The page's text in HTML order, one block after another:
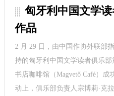
匈牙利中国文学
作品
2 月 29 日，由中国作协外联部
持的匈牙利中国文学读者俱乐
书店咖啡馆（Magvető Café）
动上，俱乐部负责人宗博莉·克